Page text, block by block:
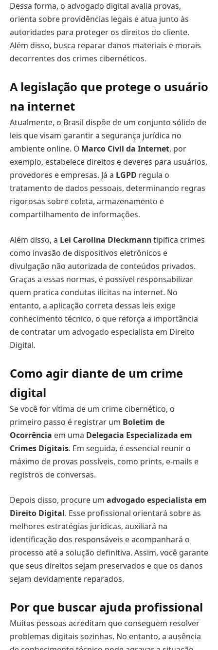
Dessa forma, o advogado digital avalia provas,
orienta sobre providências legais e atua junto às
autoridades para proteger os direitos do cliente.
Além disso, busca reparar danos materiais e morais
decorrentes dos crimes cibernéticos.
A legislação que protege o usuário
na internet
Atualmente, o Brasil dispõe de um conjunto sólido de
leis que visam garantir a segurança jurídica no
ambiente online. O Marco Civil da Internet, por
exemplo, estabelece direitos e deveres para usuários,
provedores e empresas. Já a LGPD regula o
tratamento de dados pessoais, determinando regras
rigorosas sobre coleta, armazenamento e
compartilhamento de informações.
Além disso, a Lei Carolina Dieckmanntipifica crimes
como invasão de dispositivos eletrônicos e
divulgação não autorizada de conteúdos privados.
Graças a essas normas, é possível responsabilizar
quem pratica condutas ilícitas na internet. No
entanto, a aplicação correta dessas leis exige
conhecimento técnico, o que reforça a importância
de contratar um advogado especialista em Direito
Digital.
Como agir diante de um crime
digital
Se você for vítima de um crime cibernético, o
primeiro passo é registrar um Boletim de
Ocorrência em uma Delegacia Especializada em
Crimes Digitais. Em seguida, é essencial reunir o
máximo de provas possíveis, como prints, e-mails e
registros de conversas.
Depois disso, procure um advogado especialista em
Direito Digital. Esse profissional orientará sobre as
melhores estratégias jurídicas, auxiliará na
identificação dos responsáveis e acompanhará o
processo até a solução definitiva. Assim, você garante
que seus direitos sejam preservados e que os danos
sejam devidamente reparados.
Por que buscar ajuda profissional
Muitas pessoas acreditam que conseguem resolver
problemas digitais sozinhas. No entanto, a ausência